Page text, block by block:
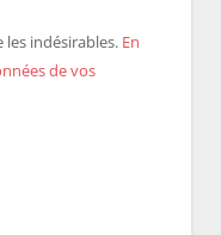
indésirables. En
de vos